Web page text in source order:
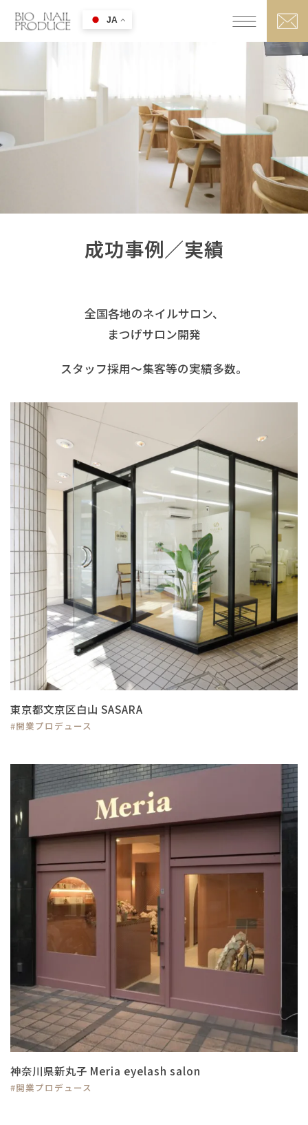
成功事例／実績
全国各地のネイルサロン、
まつげサロン開発
スタッフ採用〜集客等の実績多数。
東京都文京区白山 SASARA
#開業プロデュース
神奈川県新丸子 Meria eyelash salon
#開業プロデュース